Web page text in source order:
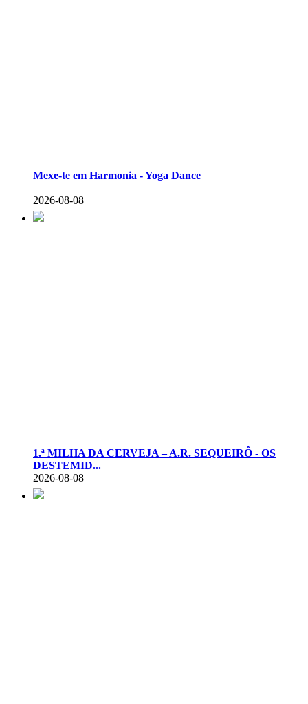
Mexe-te em Harmonia - Yoga Dance
2026-08-08
1.ª MILHA DA CERVEJA – A.R. SEQUEIRÔ - OS
DESTEMID...
2026-08-08